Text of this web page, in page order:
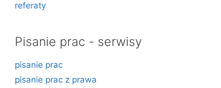
referaty
Pisanie prac - serwisy
pisanie prac
pisanie prac z prawa